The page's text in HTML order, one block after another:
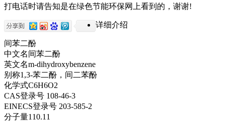
打电话时请告知是在绿色节能环保网上看到的，谢谢!
详细介绍
间苯二酚
中文名间苯二酚
英文名m-dihydroxybenzene
别称1,3-苯二酚，间二苯酚
化学式C6H6O2
CAS登录号 108-46-3
EINECS登录号 203-585-2
分子量110.11